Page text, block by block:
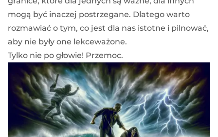
mogą być inaczej postrzegane. Dlatego warto
rozmawiać o tym, co jest dla nas istotne i pilnować,
aby nie były one lekceważone.
Tylko nie po głowie! Przemoc.